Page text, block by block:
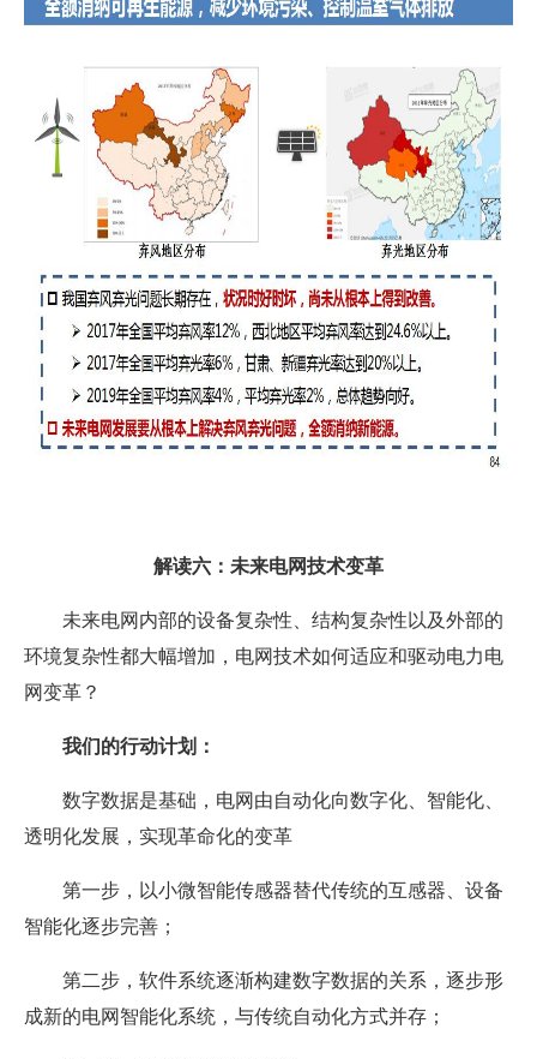
解读六：未来电网技术变革
未来电网内部的设备复杂性、结构复杂性以及外部的
环境复杂性都大幅增加，电网技术如何适应和驱动电力电
网变革？
我们的行动计划：
数字数据是基础，电网由自动化向数字化、智能化、
透明化发展，实现革命化的变革
第一步，以小微智能传感器替代传统的互感器、设备
智能化逐步完善；
第二步，软件系统逐渐构建数字数据的关系，逐步形
成新的电网智能化系统，与传统自动化方式并存；